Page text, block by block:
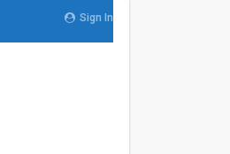
Sign In